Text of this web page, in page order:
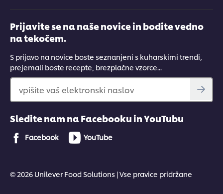
Prijavite se na naše novice in bodite vedno
na tekočem.
S prijavo na novice boste seznanjeni s kuharskimi trendi,
prejemali boste recepte, brezplačne vzorce...
vpišite vaš elektronski naslov
Sledite nam na Facebooku in YouTubu
Facebook YouTube
© 2026 Unilever Food Solutions | Vse pravice pridržane